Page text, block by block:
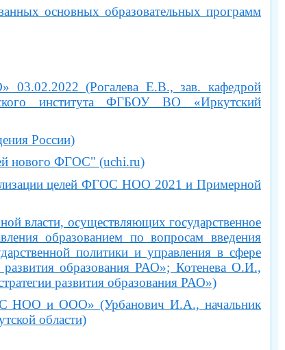
основных образовательных программ
(Рогалева Е.В., зав. кафедрой
института ФГБОУ ВО «Иркутский
России)
нового ФГОС" (uchi.ru)
целей ФГОС НОО 2021 и Примерной
власти, осуществляющих государственное
образованием по вопросам введения
политики и управления в сфере
образования РАО»; Котенева О.И.,
развития образования РАО»)
НОО и ООО» (Урбанович И.А., начальник
области)